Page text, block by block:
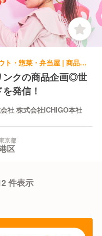
パティスリー・ケーキ屋, テイクアウト・惣菜・弁当屋 | 商品開発 | GOOD IDEA COMPANY株式会社 株式会社ICHIGO本社
ンクの商品企画◎世
発信！
社 株式会社ICHIGO本社
京都
区
件表示